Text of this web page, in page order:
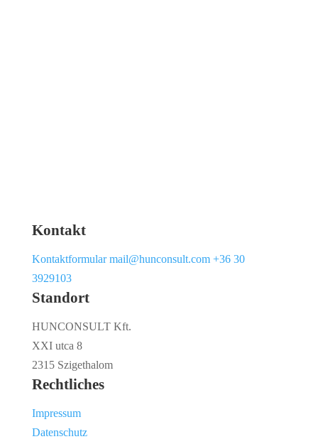
Kontakt
Kontaktformular mail@hunconsult.com +36 30
3929103
Standort
HUNCONSULT Kft.
XXI utca 8
2315 Szigethalom
Rechtliches
Impressum
Datenschutz